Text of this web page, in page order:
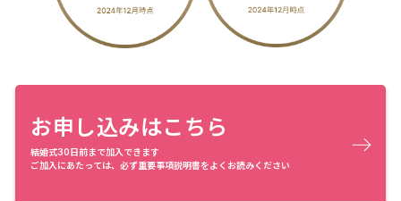
お申し込みはこちら
結婚式30日前まで加入できます
ご加入にあたっては、必ず重要事項説明書をよくお読みください